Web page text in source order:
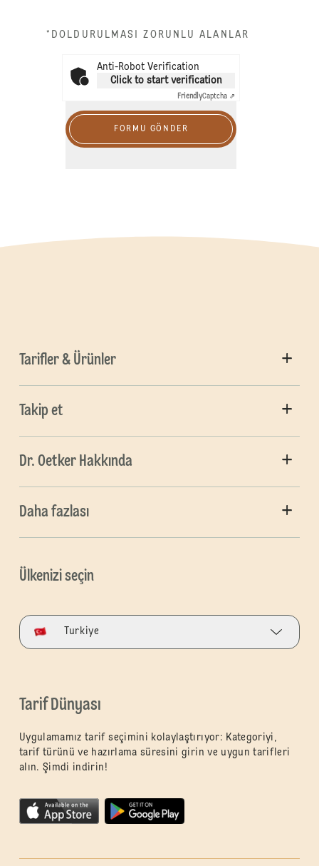
*DOLDURULMASI ZORUNLU ALANLAR
Anti-Robot Verification
Click to start verification
FriendlyCaptcha ⇗
FORMU GÖNDER
Tarifler & Ürünler
Takip et
Dr. Oetker Hakkında
Daha fazlası
Ülkenizi seçin
Turkiye
Tarif Dünyası
Uygulamamız tarif seçimini kolaylaştırıyor: Kategoriyi,
tarif türünü ve hazırlama süresini girin ve uygun tarifleri
alın. Şimdi indirin!